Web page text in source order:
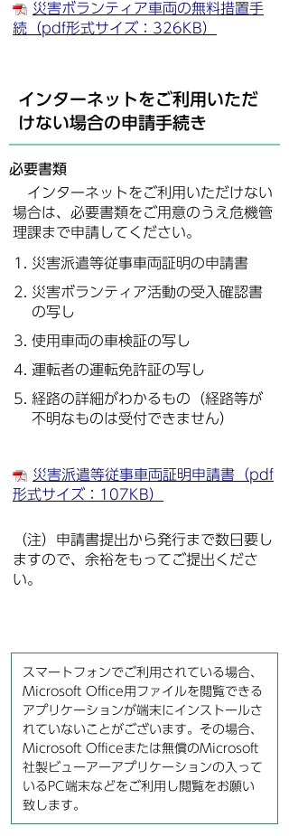
災害ボランティア車両の無料措置手
続（pdf形式サイズ：326KB）
インターネットをご利用いただ
けない場合の申請手続き
必要書類
インターネットをご利用いただけない
場合は、必要書類をご用意のうえ危機管
理課まで申請してください。
災害派遣等従事車両証明の申請書
災害ボランティア活動の受入確認書
の写し
使用車両の車検証の写し
運転者の運転免許証の写し
経路の詳細がわかるもの（経路等が
不明なものは受付できません）
災害派遣等従事車両証明申請書（pdf
形式サイズ：107KB）
（注）申請書提出から発行まで数日要し
ますので、余裕をもってご提出くださ
い。
スマートフォンでご利用されている場合、
Microsoft Office用ファイルを閲覧できる
アプリケーションが端末にインストールさ
れていないことがございます。その場合、
Microsoft Officeまたは無償のMicrosoft
社製ビューアーアプリケーションの入って
いるPC端末などをご利用し閲覧をお願い
致します。